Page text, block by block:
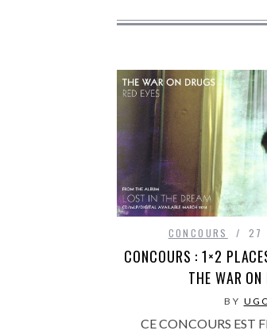
CONCOURS 27
CONCOURS : 1×2
THE WAR ON
BY
CE CONCOURS EST